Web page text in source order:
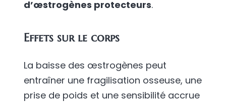
d’œstrogènes protecteurs.
Effets sur le corps
La baisse des œstrogènes peut
entraîner une fragilisation osseuse, une
prise de poids et une sensibilité accrue